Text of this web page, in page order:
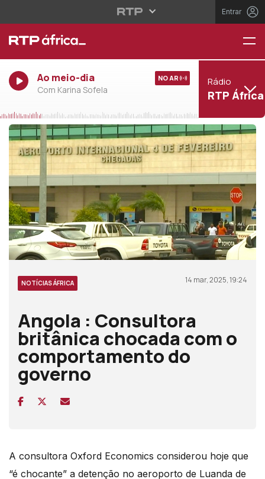
Entrar
Ao meio-dia
Com Karina Sofela
NO AR Rádio
RTP África
NOTÍCIAS ÁFRICA 14 mar, 2025, 19:24
Angola : Consultora
britânica chocada com o
comportamento do
governo
A consultora Oxford Economics considerou hoje que
“é chocante” a detenção no aeroporto de Luanda de